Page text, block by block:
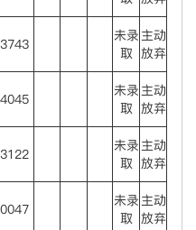
3743
未录
取
主动
放弃
4045
未录
取
主动
放弃
3122
未录
取
主动
放弃
0047
未录
取
主动
放弃